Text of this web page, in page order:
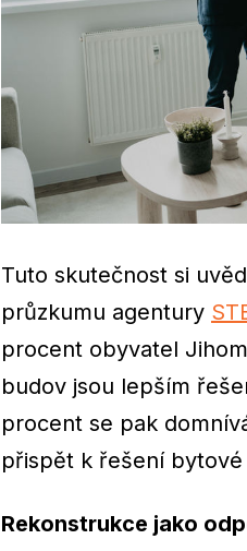
Tuto skutečnost si
průzkumu agentury
procent obyvatel
budov jsou lepším
procent se pak
přispět k řešení bytové
Rekonstrukce jako